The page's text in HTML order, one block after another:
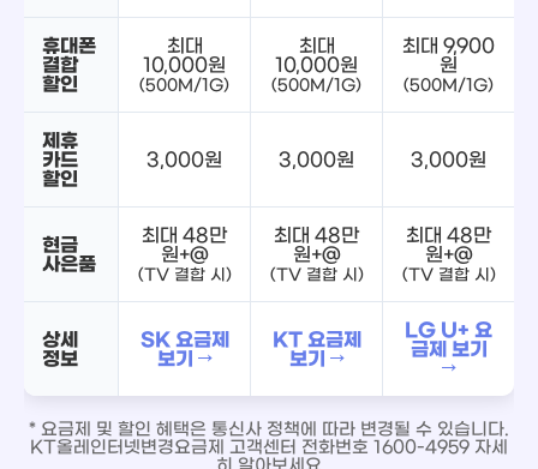
휴대폰
결합
할인
최대
10,000원
(500M/1G)
최대
10,000원
(500M/1G)
최대 9,900
원
(500M/1G)
제휴
카드
할인
3,000원 3,000원 3,000원
현금
사은품
최대 48만
원+@
(TV 결합 시)
최대 48만
원+@
(TV 결합 시)
최대 48만
원+@
(TV 결합 시)
상세
정보
SK 요금제
보기 →
KT 요금제
보기 →
LG U+ 요
금제 보기
→
* 요금제 및 할인 혜택은 통신사 정책에 따라 변경될 수 있습니다.
KT올레인터넷변경요금제 고객센터 전화번호 1600-4959 자세
히 알아보세요